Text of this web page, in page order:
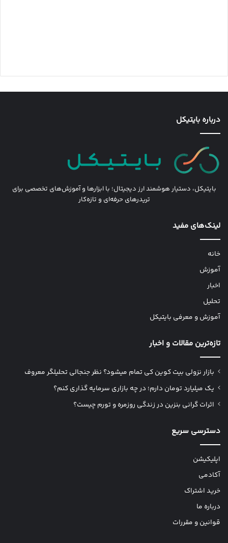
درباره بایتیکل
بایتیکل، دستیار هوشمند ارز دیجیتال؛ با ابزارها و آموزش‌های تخصصی برای
تریدرهای حرفه‌ای و تازه‌کار
لینک‌های مفید
خانه
آموزش
اخبار
تحلیل
آموزش و معرفی بایتیکل
تازه‌ترین مقالات و اخبار
بازار نزولی بیت کوین کی تمام میشود؟ نظر جنجالی تحلیلگر معروف
یک میلیارد تومان دارم؛ در چه بازاری سرمایه گذاری کنم؟
اثرات گرانی بنزین در زندگی روزمره و تورم چیست؟
دسترسی سریع
اپلیکیشن
آکادمی
خرید اشتراک
درباره ما
قوانین و مقررات